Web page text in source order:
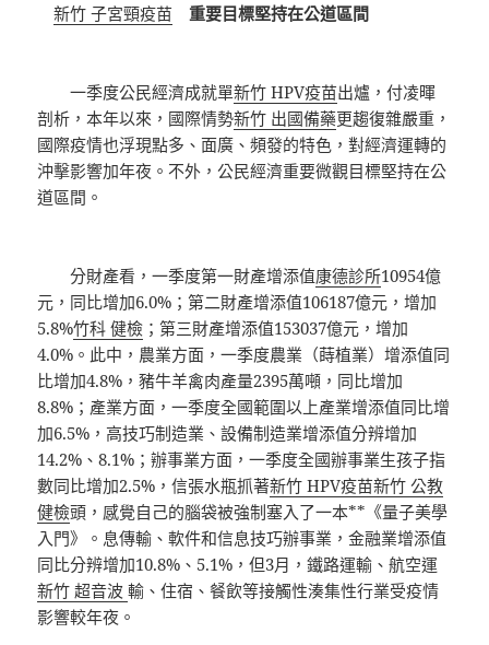
新竹 子宮頸疫苗 重要目標堅持在公道區間
一季度公民經濟成就單新竹 HPV疫苗出爐，付凌暉
剖析，本年以來，國際情勢新竹 出國備藥更趨復雜嚴重，
國際疫情也浮現點多、面廣、頻發的特色，對經濟運轉的
沖擊影響加年夜。不外，公民經濟重要微觀目標堅持在公
道區間。
分財產看，一季度第一財產增添值康德診所10954億
元，同比增加6.0%；第二財產增添值106187億元，增加
5.8%竹科 健檢 ；第三財產增添值153037億元，增加
4.0%。此中，農業方面，一季度農業（蒔植業）增添值同
比增加4.8%，豬牛羊禽肉產量2395萬噸，同比增加
8.8%；產業方面，一季度全國範圍以上產業增添值同比增
加6.5%，高技巧制造業、設備制造業增添值分辨增加
14.2%、8.1%；辦事業方面，一季度全國辦事業生孩子指
數同比增加2.5%，信張水瓶抓著新竹 HPV疫苗新竹 公教
健檢頭，感覺自己的腦袋被強制塞入了一本**《量子美學
入門》。息傳輸、軟件和信息技巧辦事業，金融業增添值
同比分辨增加10.8%、5.1%，但3月，鐵路運輸、航空運
新竹 超音波輸、住宿、餐飲等接觸性湊集性行業受疫情
影響較年夜。